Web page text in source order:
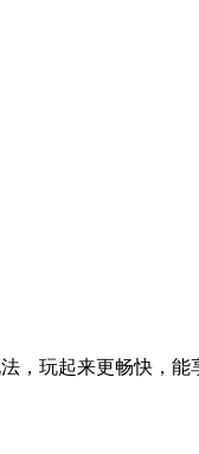
玩起来更畅快，能